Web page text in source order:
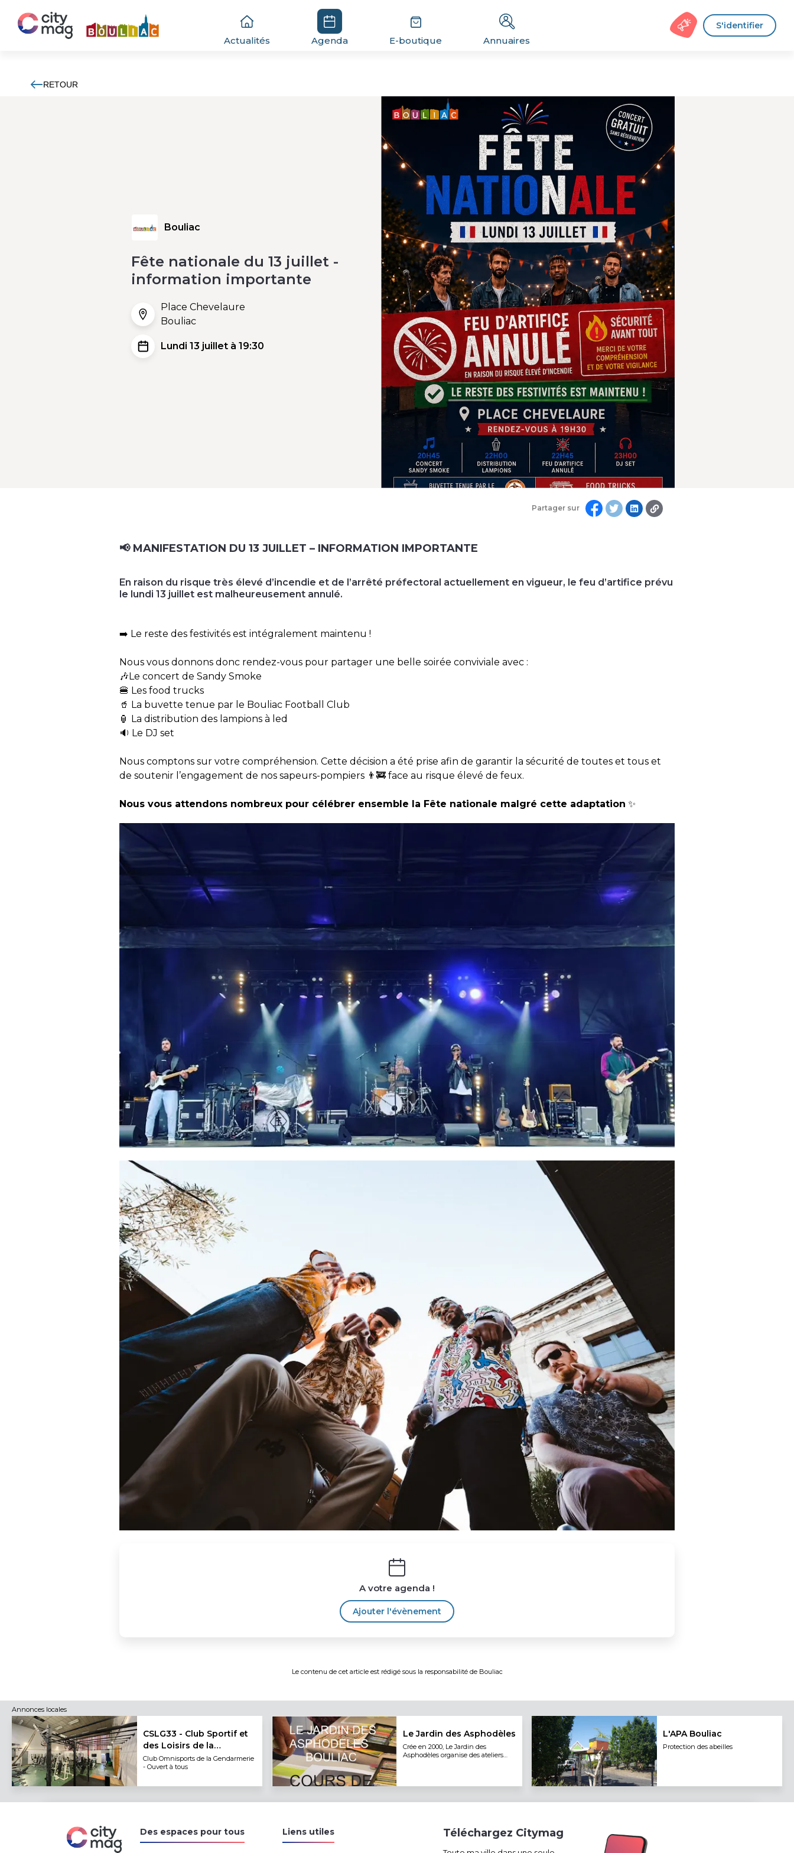
Actualités Agenda E-boutique Annuaires
S'identifier
RETOUR
Bouliac
Fête nationale du 13 juillet -
information importante
Place Chevelaure
Bouliac
Lundi 13 juillet à 19:30
Partager sur
📢 MANIFESTATION DU 13 JUILLET – INFORMATION IMPORTANTE
En raison du risque très élevé d’incendie et de l’arrêté préfectoral actuellement en vigueur, le feu d’artifice prévu
le lundi 13 juillet est malheureusement annulé.
➡️ Le reste des festivités est intégralement maintenu !
Nous vous donnons donc rendez-vous pour partager une belle soirée conviviale avec :
🎶Le concert de Sandy Smoke
🍔 Les food trucks
🥤 La buvette tenue par le Bouliac Football Club
🏮 La distribution des lampions à led
🔉 Le DJ set
Nous comptons sur votre compréhension. Cette décision a été prise afin de garantir la sécurité de toutes et tous et
de soutenir l’engagement de nos sapeurs-pompiers 👨‍🚒 face au risque élevé de feux.
Nous vous attendons nombreux pour célébrer ensemble la Fête nationale malgré cette adaptation ✨
A votre agenda !
Ajouter l'évènement
Le contenu de cet article est rédigé sous la responsabilité de Bouliac
Annonces locales
CSLG33 - Club Sportif et
des Loisirs de la
Gendarmerie de Gironde
Club Omnisports de la Gendarmerie
- Ouvert à tous
Le Jardin des Asphodèles
Crée en 2000, Le Jardin des
Asphodèles organise des ateliers
enfants, adolescents et adultes. Le
chaque année plusieurs expositions
artistique contemporaine.
L'APA Bouliac
Protection des abeilles
Des espaces pour tous Liens utiles Téléchargez Citymag